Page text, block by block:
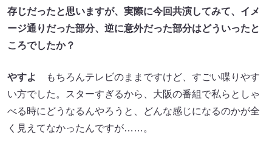
存じだったと思いますが、実際に今回共演してみて、イメ
ージ通りだった部分、逆に意外だった部分はどういったと
ころでしたか？
やすよ
もちろんテレビのままですけど、すごい喋りやす
い方でした。スターすぎるから、大阪の番組で私らとしゃ
べる時にどうなるんやろうと、どんな感じになるのかが全
く見えてなかったんですが……。